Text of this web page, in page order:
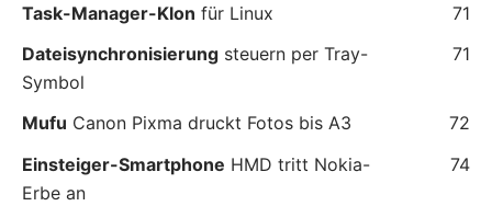
Task-Manager-Klon für Linux
71
Dateisynchronisierung steuern per Tray-
Symbol
71
Mufu Canon Pixma druckt Fotos bis A3
72
Einsteiger-Smartphone HMD tritt Nokia-
Erbe an
74